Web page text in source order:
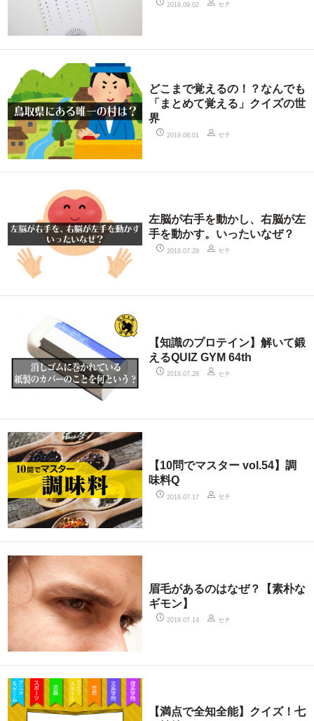
2019.09.02 セチ
どこまで覚えるの！？なんでも
「まとめて覚える」クイズの世
界
2019.08.01 セチ
左脳が右手を動かし、右脳が左
手を動かす。いったいなぜ？
2019.07.29 セチ
【知識のプロテイン】解いて鍛
えるQUIZ GYM 64th
2019.07.28 セチ
【10問でマスター vol.54】調
味料Q
2019.07.17 セチ
眉毛があるのはなぜ？【素朴な
ギモン】
2019.07.14 セチ
【満点で全知全能】クイズ！七